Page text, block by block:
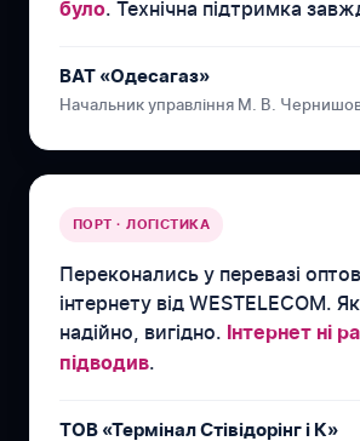
було. Технічна підтримка
ВАТ «Одесагаз»
Начальник управління М. В.
ПОРТ · ЛОГІСТИКА
Переконались у перевазі
інтернету від WESTELECOM.
надійно, вигідно.
Інтернет ні
підводив.
ТОВ «Термінал Стівідорінг і К»